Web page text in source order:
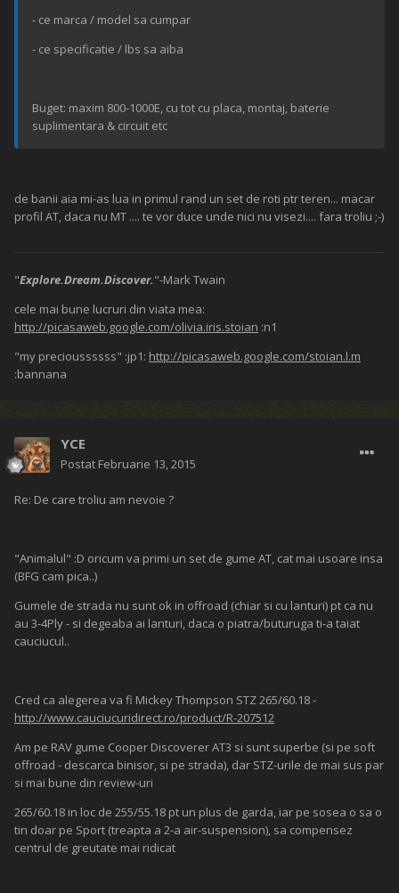
- ce marca / model sa cumpar
- ce specificatie / lbs sa aiba
Buget: maxim 800-1000E, cu tot cu placa, montaj, baterie
suplimentara & circuit etc
de banii aia mi-as lua in primul rand un set de roti ptr teren... macar
profil AT, daca nu MT .... te vor duce unde nici nu visezi.... fara troliu ;-)
"Explore.Dream.Discover."-Mark Twain
cele mai bune lucruri din viata mea:
http://picasaweb.google.com/olivia.iris.stoian :n1
"my precioussssss" :jp1: http://picasaweb.google.com/stoian.l.m
:bannana
YCE
Postat Februarie 13, 2015
Re: De care troliu am nevoie ?
"Animalul" :D oricum va primi un set de gume AT, cat mai usoare insa
(BFG cam pica..)
Gumele de strada nu sunt ok in offroad (chiar si cu lanturi) pt ca nu
au 3-4Ply - si degeaba ai lanturi, daca o piatra/buturuga ti-a taiat
cauciucul..
Cred ca alegerea va fi Mickey Thompson STZ 265/60.18 -
http://www.cauciucuridirect.ro/product/R-207512
Am pe RAV gume Cooper Discoverer AT3 si sunt superbe (si pe soft
offroad - descarca binisor, si pe strada), dar STZ-urile de mai sus par
si mai bune din review-uri
265/60.18 in loc de 255/55.18 pt un plus de garda, iar pe sosea o sa o
tin doar pe Sport (treapta a 2-a air-suspension), sa compensez
centrul de greutate mai ridicat